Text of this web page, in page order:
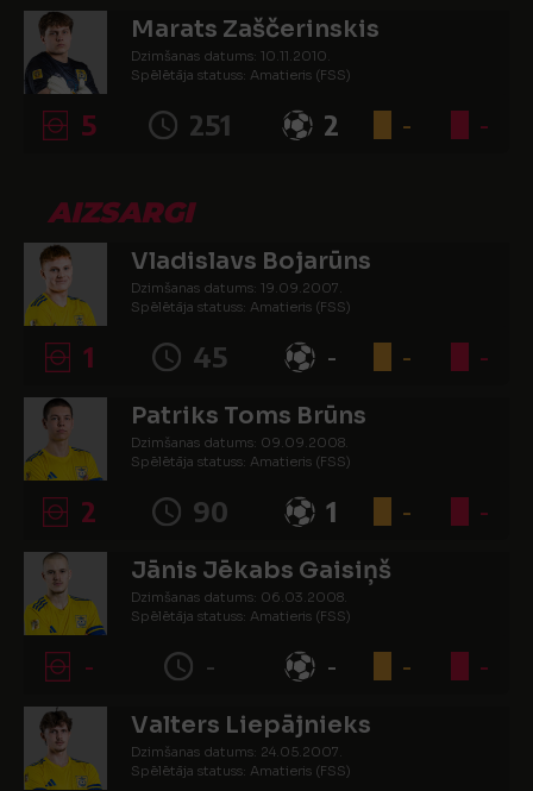
Marats Zaščerinskis
Dzimšanas datums: 10.11.2010.
Spēlētāja statuss: Amatieris (FSS)
5 251 2 - -
AIZSARGI
Vladislavs Bojarūns
Dzimšanas datums: 19.09.2007.
Spēlētāja statuss: Amatieris (FSS)
1 45 - - -
Patriks Toms Brūns
Dzimšanas datums: 09.09.2008.
Spēlētāja statuss: Amatieris (FSS)
2 90 1 - -
Jānis Jēkabs Gaisiņš
Dzimšanas datums: 06.03.2008.
Spēlētāja statuss: Amatieris (FSS)
- - - - -
Valters Liepājnieks
Dzimšanas datums: 24.05.2007.
Spēlētāja statuss: Amatieris (FSS)